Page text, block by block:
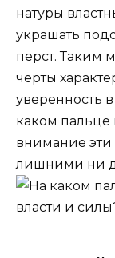
натуры
украшать
перст. Таким
черты
уверенность
каком пальце
внимание эти
лишними ни